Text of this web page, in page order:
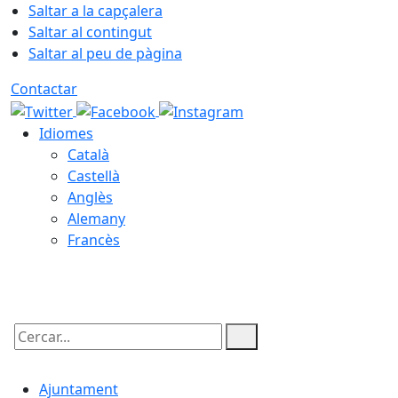
Saltar a la capçalera
Saltar al contingut
Saltar al peu de pàgina
Contactar
Idiomes
Català
Castellà
Anglès
Alemany
Francès
Cercar:
Ajuntament